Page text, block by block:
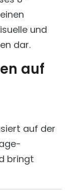
Volle
Support
und
dar.
auf
auf der
bringt